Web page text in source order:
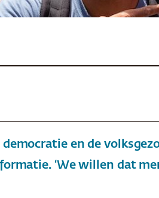
en de
‘We willen dat